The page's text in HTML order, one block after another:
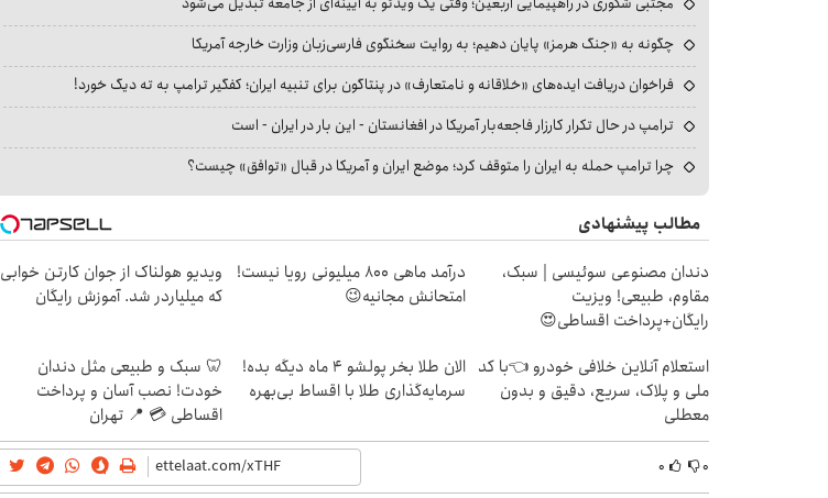
چگونه به «جنگ هرمز» پایان دهیم؛ به روایت سخنگوی فارسی‌زبان وزارت خارجه آمریکا
فراخوان دریافت ایده‌های «خلاقانه و نامتعارف» در پنتاگون برای تنبیه ایران؛ کفگیر ترامپ به ته دیگ خورد!
ترامپ در حال تکرار کارزار فاجعه‌بار آمریکا در افغانستان - این بار در ایران - است
چرا ترامپ حمله به ایران را متوقف کرد؛ موضع ایران و آمریکا در قبال «توافق» چیست؟
مطالب پیشنهادی
دندان مصنوعی سوئیسی | سبک،
مقاوم، طبیعی! ویزیت
رایگان+پرداخت اقساطی😍
درآمد ماهی 800 میلیونی رویا نیست!
امتحانش مجانیه😉
ویدیو هولناک از جوان کارتن خوابی
که میلیاردر شد. آموزش رایگان
استعلام آنلاین خلافی خودرو 👈با کد
ملی و پلاک، سریع، دقیق و بدون
معطلی
الان طلا بخر پولشو 4 ماه دیگه بده!
سرمایه‌گذاری طلا با اقساط بی‌بهره
🦷 سبک و طبیعی مثل دندان
خودت! نصب آسان و پرداخت
اقساطی 💳 📍 تهران
۰ ۰